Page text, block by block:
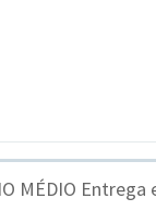
MÉDIO